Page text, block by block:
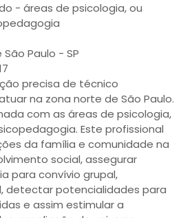
- áreas de psicologia, ou
Paulo - SP
precisa de técnico
na zona norte de São Paulo.
com as áreas de psicologia,
Este profissional
da família e comunidade na
social, assegurar
para convívio grupal,
detectar potencialidades para
e assim estimular a